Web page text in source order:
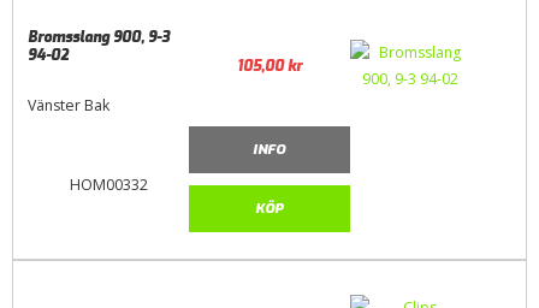
HOM00332
Bromsslang 900, 9-3
94-02
Vänster Bak
105,00kr
INFO
KÖP